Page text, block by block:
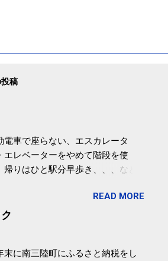
稿
電車で座らない、エスカレータ
エレベーターをやめて階段を使
帰りはひと駅分早歩き、、、など
い。 スポーツウェア・シューズで
ものだけが運動ではない。 食べ
と改善する、との結果を筑波大の
READ MORE
末に南三陸町にふるさと納税をし